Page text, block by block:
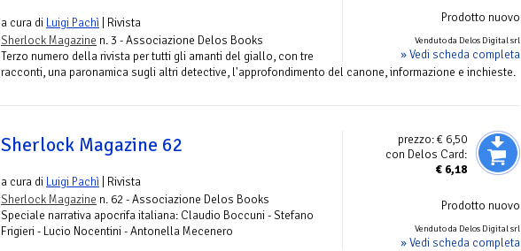
Prodotto nuovo
Venduto da Delos Digital srl
» Vedi scheda completa
a cura di Luigi Pachì | Rivista
Sherlock Magazine n. 3 - Associazione Delos Books
Terzo numero della rivista per tutti gli amanti del giallo, con tre
racconti, una paronamica sugli altri detective, l'approfondimento del canone, informazione e inchieste.
prezzo:€ 6,50
con Delos Card:
€ 6,18
Prodotto nuovo
Venduto da Delos Digital srl
» Vedi scheda completa
Sherlock Magazine 62
a cura di Luigi Pachì | Rivista
Sherlock Magazine n. 62 - Associazione Delos Books
Speciale narrativa apocrifa italiana: Claudio Boccuni - Stefano
Frigieri - Lucio Nocentini - Antonella Mecenero